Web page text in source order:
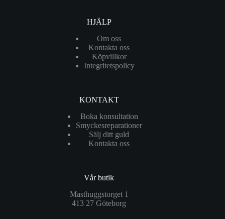
HJÄLP
Om oss
Kontakta oss
Köpvillkor
Integritetspolicy
KONTAKT
Boka konsultation
Smyckesreparationer
Sälj ditt guld
Kontakta oss
Vår butik
Masthuggstorget 1
413 27 Göteborg